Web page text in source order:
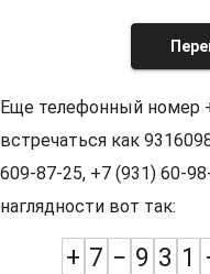
Еще телефонный номер
встречаться как
609-87-25, +7 (931) 60-
наглядности вот так:
+ 7 − 9 3 1